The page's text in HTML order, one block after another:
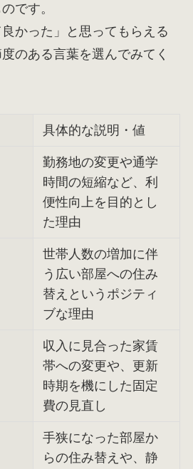
です。
良かった」と思ってもらえる
のある言葉を選んでみてく
具体的な説明・値
勤務地の変更や通学
時間の短縮など、利
便性向上を目的とし
た理由
世帯人数の増加に伴
う広い部屋への住み
替えというポジティ
ブな理由
収入に見合った家賃
帯への変更や、更新
時期を機にした固定
費の見直し
手狭になった部屋か
らの住み替えや、静